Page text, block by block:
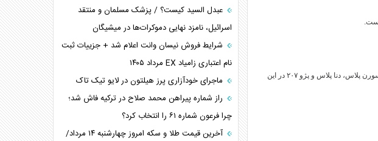
قرعه‌کشی هفتمین مرحله فروش محصولات ایران‌خودرو روز چهارشنبه ۱۵ مرداد ۱۴۰۴ برگزار می‌شود. ۱۱ خودروی متنوع از جمله سورن پلاس، دنا پلاس و پژو ۲۰۷ در این
عبدل السید کیست؟ / پزشک مسلمان و منتقد
اسرائیل، نامزد نهایی دموکرات‌ها در میشیگان
شرایط فروش نیسان وانت اعلام شد + جزییات ثبت
نام اعتباری زامیاد EX مرداد ۱۴۰۵
ماجرای خودآزاری پرز هیلتون در لایو تیک تاک
راز شماره پیراهن محمد صلاح در ترکیه فاش شد؛
چرا فرعون شماره ۶۱ را انتخاب کرد؟
آخرین قیمت طلا و سکه امروز چهارشنبه ۱۴ مرداد/